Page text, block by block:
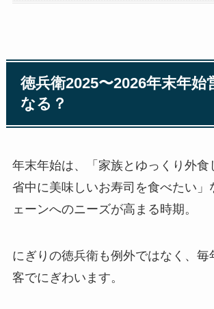
徳兵衛2025〜2026年末年始
なる？
年末年始は、「家族とゆっくり外食
省中に美味しいお寿司を食べたい」
ェーンへのニーズが高まる時期。
にぎりの徳兵衛も例外ではなく、毎
客でにぎわいます。